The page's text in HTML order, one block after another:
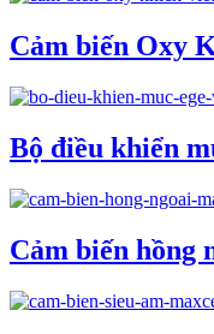
Cảm biến Oxy
Bộ điều khiển
Cảm biến hồng